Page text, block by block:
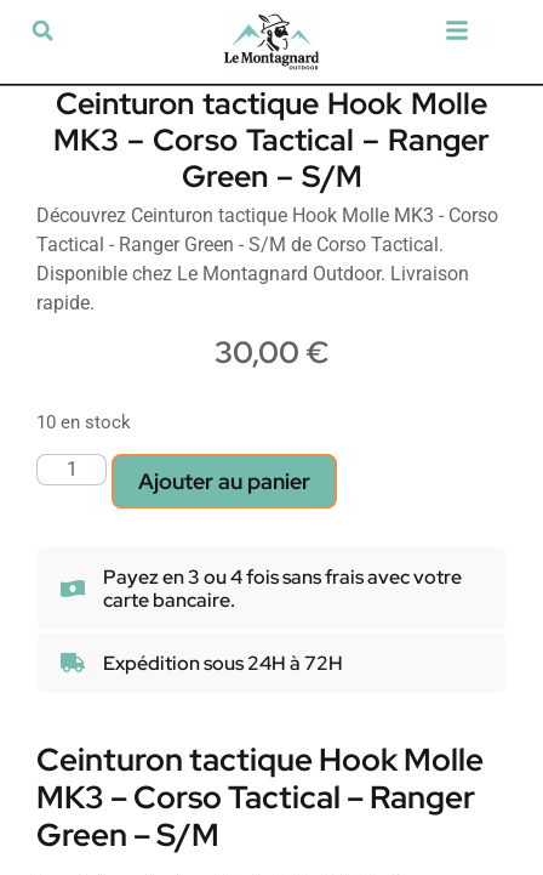
Ceinturon tactique Hook Molle
MK3 – Corso Tactical – Ranger
Green – S/M
Découvrez Ceinturon tactique Hook Molle MK3 - Corso
Tactical - Ranger Green - S/M de Corso Tactical.
Disponible chez Le Montagnard Outdoor. Livraison
rapide.
30,00 €
10 en stock
Ajouter au panier
Payez en 3 ou 4 fois sans frais avec votre
carte bancaire.
Expédition sous 24H à 72H
Ceinturon tactique Hook Molle
MK3 – Corso Tactical – Ranger
Green – S/M